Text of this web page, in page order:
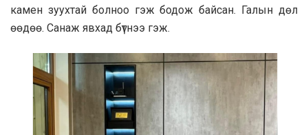
камен зуухтай болноо гэж бодож байсан. Галын дөл
өөдөө. Санаж явхад бүтнээ гэж.